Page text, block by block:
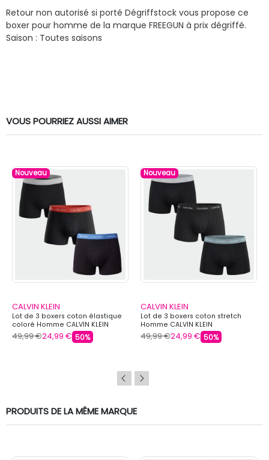
Retour non autorisé si porté Dégriffstock vous propose ce
boxer pour homme de la marque FREEGUN à prix dégriffé.
Saison : Toutes saisons
VOUS POURRIEZ AUSSI AIMER
Nouveau
CALVIN KLEIN
Lot de 3 boxers coton élastique
coloré Homme CALVIN KLEIN
49,99 €24,99 € 50%
Nouveau
CALVIN KLEIN
Lot de 3 boxers coton stretch
Homme CALVIN KLEIN
49,99 €24,99 € 50%
PRODUITS DE LA MÊME MARQUE